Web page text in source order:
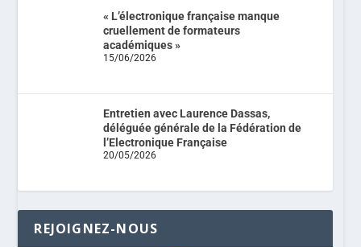
« L’électronique française manque
cruellement de formateurs
académiques »
15/06/2026
Entretien avec Laurence Dassas,
déléguée générale de la Fédération de
l’Electronique Française
20/05/2026
REJOIGNEZ-NOUS